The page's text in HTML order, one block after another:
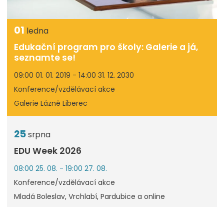
01 ledna
Edukační program pro školy: Galerie a já,
seznamte se!
09:00 01. 01. 2019 - 14:00 31. 12. 2030
Konference/vzdělávací akce
Galerie Lázně Liberec
25srpna
EDU Week 2026
08:00 25. 08. - 19:00 27. 08.
Konference/vzdělávací akce
Mladá Boleslav, Vrchlabí, Pardubice a online